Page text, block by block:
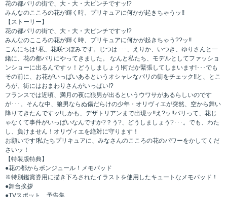
花の都パリの街で、大・大・大ピンチですッ!?
みんなのこころの花が輝く時、プリキュアに何かが起きちゃうッ!!
【ストーリー】
花の都パリの街で、大・大・大ピンチですッ!?
みんなのこころの花が輝く時、プリキュアに何かが起きちゃう??ッ!!
こんにちは! 私、花咲つぼみです。じつは･･･、えりか、いつき、ゆりさんと一
緒に、花の都パリにやってきました。 なんと私たち、モデルとしてファッショ
ンショーに出るんですッ！どうしましょう!何だか緊張してしまいます!･･･でも
その前に、お花がいっぱいあるというオシャレなパリの街をチェック!!と、とこ
ろが、街にはおまわりさんがいっぱい!?
フランスでは近頃、満月の夜に狼男が出るというウワサがあるらしいのです
が･･･。そんな中、狼男ならぬ傷だらけの少年・オリヴィエが突然、空から舞い
降りてきたんですッ!しかも、デザトリアンまで出現ッ!!え?ッ!!パリって、花じ
ゃなくて事件がいっぱいなんですか?？う?、どうしましょう?･･･。でも、わた
し、負けません！オリヴィエを絶対に守ります！
お願いです!私たちプリキュアに、みなさんのこころの花のパワーをかしてくだ
さいッ！
【特装版特典】
●花の都からボンジュール！メモパッド
※特別鑑賞券用に描き下ろされたイラストを使用したキュートなメモパッド！
●舞台挨拶
●TVスポット、予告集